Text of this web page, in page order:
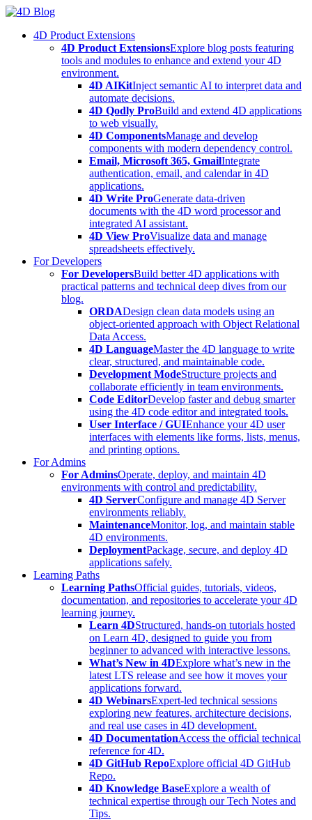
Skip
content4D Product Extensions
4D Product ExtensionsExplore blog posts featuring
tools and modules to enhance and extend your 4D
environment.
4D AIKitInject semantic AI to interpret data and
automate decisions.
4D Qodly ProBuild and extend 4D applications
to web visually.
4D ComponentsManage and develop
components with modern dependency control.
Email, Microsoft 365, GmailIntegrate
authentication, email, and calendar in 4D
applications.
4D Write ProGenerate data-driven
documents with the 4D word processor and
integrated AI assistant.
4D View ProVisualize data and manage
spreadsheets effectively.
For Developers
For DevelopersBuild better 4D applications with
practical patterns and technical deep dives from our
blog.
ORDADesign clean data models using an
object-oriented approach with Object Relational
Data Access.
4D LanguageMaster the 4D language to write
clear, structured, and maintainable code.
Development ModeStructure projects and
collaborate efficiently in team environments.
Code EditorDevelop faster and debug smarter
using the 4D code editor and integrated tools.
User Interface / GUIEnhance your 4D user
interfaces with elements like forms, lists, menus,
and printing options.
For Admins
For AdminsOperate, deploy, and maintain 4D
environments with control and predictability.
4D ServerConfigure and manage 4D Server
environments reliably.
MaintenanceMonitor, log, and maintain stable
4D environments.
DeploymentPackage, secure, and deploy 4D
applications safely.
Learning Paths
Learning PathsOfficial guides, tutorials, videos,
documentation, and repositories to accelerate your 4D
learning journey.
Learn 4DStructured, hands-on tutorials hosted
on Learn 4D, designed to guide you from
beginner to advanced with interactive lessons.
What’s New in 4DExplore what’s new in the
latest LTS release and see how it moves your
applications forward.
4D WebinarsExpert-led technical sessions
exploring new features, architecture decisions,
and real use cases in 4D development.
4D DocumentationAccess the official technical
reference for 4D.
4D GitHub RepoExplore official 4D GitHub
Repo.
4D Knowledge BaseExplore a wealth of
technical expertise through our Tech Notes and
Tips.